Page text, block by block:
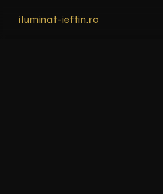
iluminat-ieftin.ro